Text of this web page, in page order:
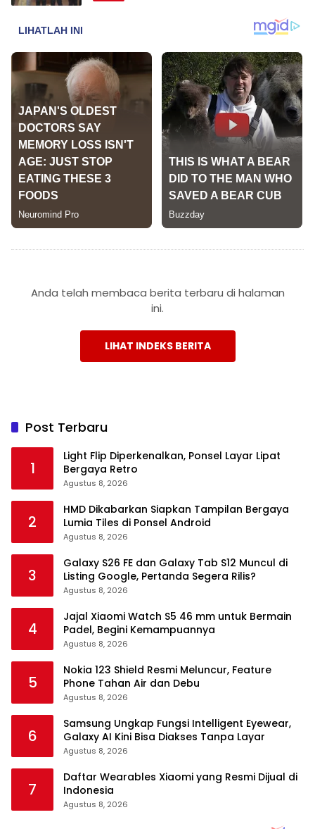
Anda telah membaca berita terbaru di halaman
ini.
LIHAT INDEKS BERITA
Post Terbaru
1
Light Flip Diperkenalkan, Ponsel Layar Lipat
Bergaya Retro
Agustus 8, 2026
2
HMD Dikabarkan Siapkan Tampilan Bergaya
Lumia Tiles di Ponsel Android
Agustus 8, 2026
3
Galaxy S26 FE dan Galaxy Tab S12 Muncul di
Listing Google, Pertanda Segera Rilis?
Agustus 8, 2026
4
Jajal Xiaomi Watch S5 46 mm untuk Bermain
Padel, Begini Kemampuannya
Agustus 8, 2026
5
Nokia 123 Shield Resmi Meluncur, Feature
Phone Tahan Air dan Debu
Agustus 8, 2026
6
Samsung Ungkap Fungsi Intelligent Eyewear,
Galaxy AI Kini Bisa Diakses Tanpa Layar
Agustus 8, 2026
7
Daftar Wearables Xiaomi yang Resmi Dijual di
Indonesia
Agustus 8, 2026